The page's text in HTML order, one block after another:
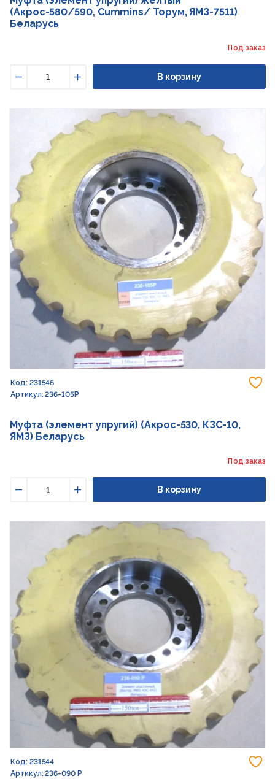
(Акрос-580/590, Cummins/ Торум, ЯМЗ-7511)
Беларусь
Под заказ
Увеличить
В корзину
Код: 231546
Артикул: 236-105Р
Муфта (элемент упругий) (Акрос-530, КЗС-10,
ЯМЗ) Беларусь
Под заказ
Увеличить
В корзину
Код: 231544
Артикул: 236-090 Р